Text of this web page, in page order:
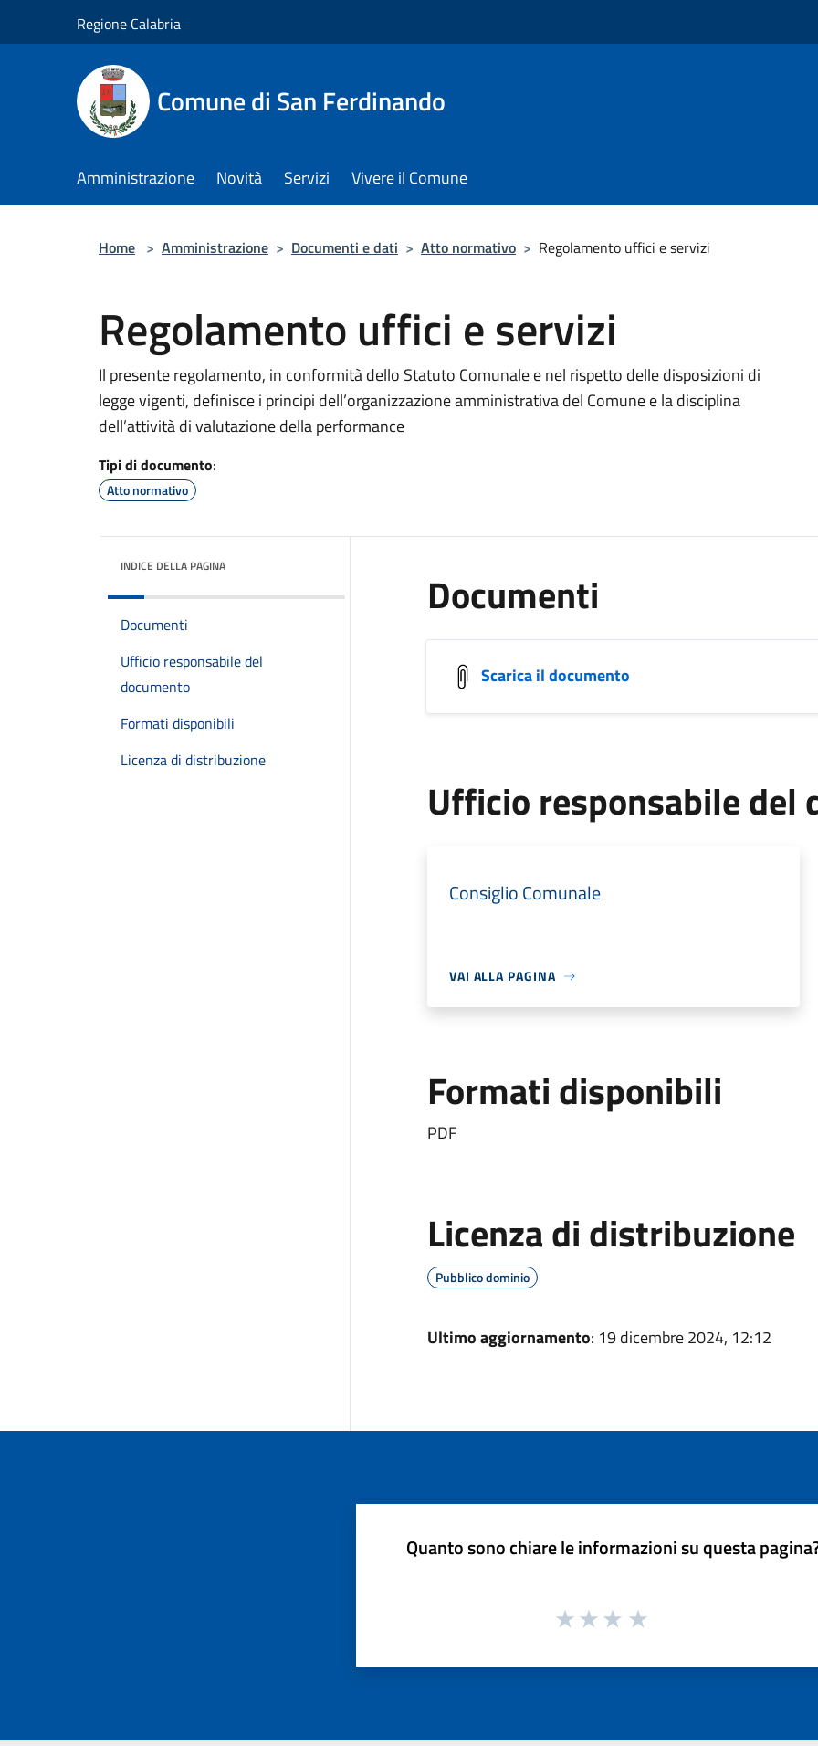
Regione Calabria
Comune di San Ferdinando
Amministrazione Novità Servizi Vivere il Comune
Home > Amministrazione > Documenti e dati > Atto normativo > Regolamento uffici e servizi
Regolamento uffici e servizi
Il presente regolamento, in conformità dello Statuto Comunale e nel rispetto delle disposizioni di
legge vigenti, definisce i principi dell’organizzazione amministrativa del Comune e la disciplina
dell’attività di valutazione della performance
Tipi di documento:
Atto normativo
INDICE DELLA PAGINA
Documenti
Ufficio responsabile del
documento
Formati disponibili
Licenza di distribuzione
Documenti
Scarica il documento
Ufficio responsabile del
Consiglio Comunale
VAI ALLA PAGINA
Formati disponibili
PDF
Licenza di distribuzione
Pubblico dominio
Ultimo aggiornamento: 19 dicembre 2024, 12:12
Quanto sono chiare le informazioni su questa